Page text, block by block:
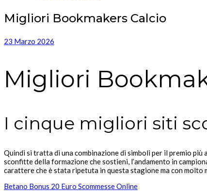
Migliori Bookmakers Calcio
23 Marzo 2026
Migliori
I cinque migliori siti
Quindi si tratta di una combinazione di simboli per il premio
sconfitte della formazione che sostieni, l’andamento in
carattere che è stata ripetuta in questa stagione ma con molto
Betano Bonus 20 Euro Scommesse Online